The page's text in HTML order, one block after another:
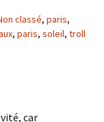
classé, paris,
, paris, soleil, troll
car